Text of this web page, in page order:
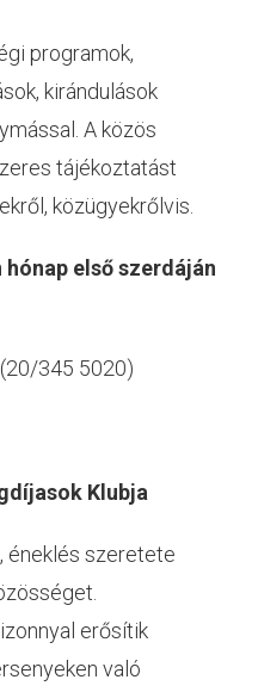
programok,
kirándulások
A közös
tájékoztatást
közügyekrőlvis.
első szerdáján
345 5020)
Klubja
éneklés szeretete
erősítik
való